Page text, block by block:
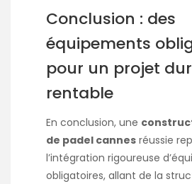
Conclusion : des
équipements
pour un projet
rentable
En conclusion, une
de padel cannes réussie
l’intégration rigoureuse
obligatoires, allant de la